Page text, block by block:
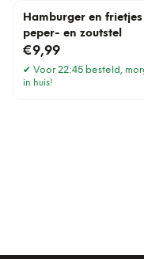
Hamburger en frietjes
peper- en zoutstel
€9,99
✔ Voor 22:45 besteld,
in huis!